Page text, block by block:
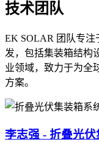
技术团队
EK SOLAR 团队专
发，包括集装箱结构
业领域，致力于为全
方案。
李志强 - 折叠光